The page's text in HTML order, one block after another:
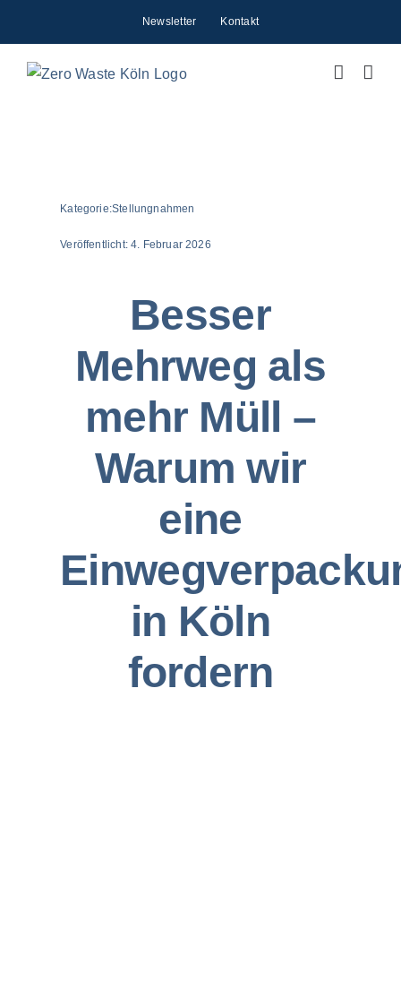
springen
Newsletter Kontakt
Kategorie:Stellungnahmen
Veröffentlicht:4. Februar 2026
Besser
Mehrweg als
mehr Müll –
Warum wir
eine
in Köln
fordern